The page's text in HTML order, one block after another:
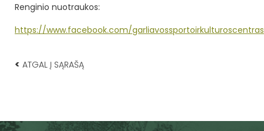
Renginio nuotraukos:
https://www.facebook.com/garliavossportoirkulturoscentras
< ATGAL Į SĄRAŠĄ